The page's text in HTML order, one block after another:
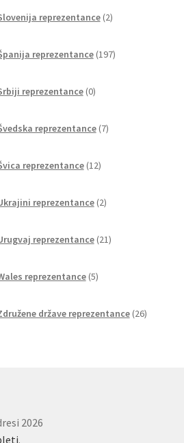
reprezentance 2izdelka
reprezentance 197izdelkov
reprezentance 0izdelkov
reprezentance 7izdelkov
reprezentance 12izdelkov
reprezentance 2izdelka
reprezentance 21izdelkov
reprezentance 5izdelkov
države reprezentance 26izdelkov
2026
.